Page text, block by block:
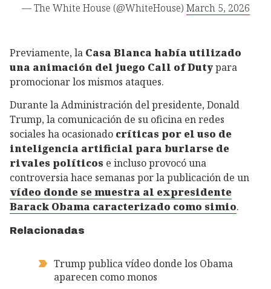
— The White House (@WhiteHouse) March 5, 2026
Previamente, la Casa Blanca había utilizado
una animación del juego Call of Dutypara
promocionar los mismos ataques.
Durante la Administración del presidente, Donald
Trump, la comunicación de su oficina en redes
sociales ha ocasionado críticas por el uso de
inteligencia artificial para burlarse de
rivales políticos e incluso provocó una
controversia hace semanas por la publicación de un
vídeo donde se muestra al expresidente
Barack Obama caracterizado como simio.
Relacionadas
Trump publica vídeo donde los Obama
aparecen como monos